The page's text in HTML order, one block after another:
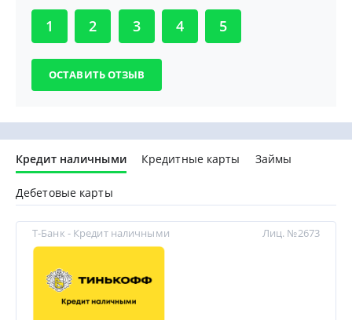
1 2 3 4 5
Кредит наличными Кредитные карты Займы
Дебетовые карты
Т-Банк - Кредит наличными Лиц. №2673